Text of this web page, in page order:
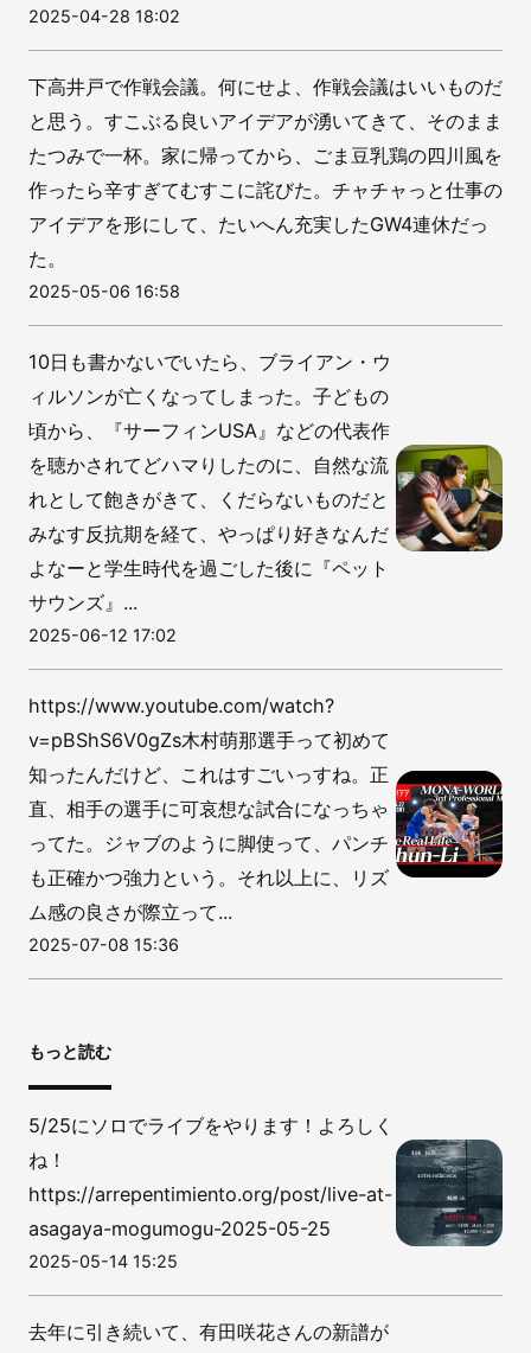
2025-04-28 18:02
下高井戸で作戦会議。何にせよ、作戦会議はいいものだ
と思う。すこぶる良いアイデアが湧いてきて、そのまま
たつみで一杯。家に帰ってから、ごま豆乳鶏の四川風を
作ったら辛すぎてむすこに詫びた。チャチャっと仕事の
アイデアを形にして、たいへん充実したGW4連休だっ
た。
2025-05-06 16:58
10日も書かないでいたら、ブライアン・ウ
ィルソンが亡くなってしまった。子どもの
頃から、『サーフィンUSA』などの代表作
を聴かされてどハマりしたのに、自然な流
れとして飽きがきて、くだらないものだと
みなす反抗期を経て、やっぱり好きなんだ
よなーと学生時代を過ごした後に『ペット
サウンズ』...
2025-06-12 17:02
https://www.youtube.com/watch?
v=pBShS6V0gZs木村萌那選手って初めて
知ったんだけど、これはすごいっすね。正
直、相手の選手に可哀想な試合になっちゃ
ってた。ジャブのように脚使って、パンチ
も正確かつ強力という。それ以上に、リズ
ム感の良さが際立って...
2025-07-08 15:36
もっと読む
5/25にソロでライブをやります！よろしく
ね！
https://arrepentimiento.org/post/live-at-
asagaya-mogumogu-2025-05-25
2025-05-14 15:25
去年に引き続いて、有田咲花さんの新譜が